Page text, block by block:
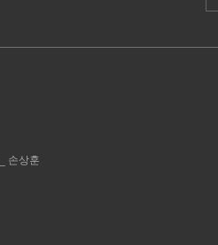
손상훈